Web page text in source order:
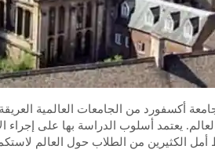
يعتمد أسلوب الدراسة بها على إجراء
الكثيرين من الطلاب حول العالم